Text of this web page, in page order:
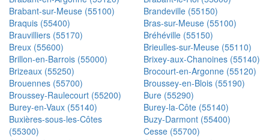
Brabant-sur-Meuse (55100)
Brandeville (55150)
Braquis (55400)
Bras-sur-Meuse (55100)
Brauvilliers (55170)
Bréhéville (55150)
Breux (55600)
Brieulles-sur-Meuse (55110)
Brillon-en-Barrois (55000)
Brixey-aux-Chanoines (55140)
Brizeaux (55250)
Brocourt-en-Argonne (55120)
Brouennes (55700)
Broussey-en-Blois (55190)
Broussey-Raulecourt (55200)
Bure (55290)
Burey-en-Vaux (55140)
Burey-la-Côte (55140)
Buxières-sous-les-Côtes
(55300)
Buzy-Darmont (55400)
Cesse (55700)